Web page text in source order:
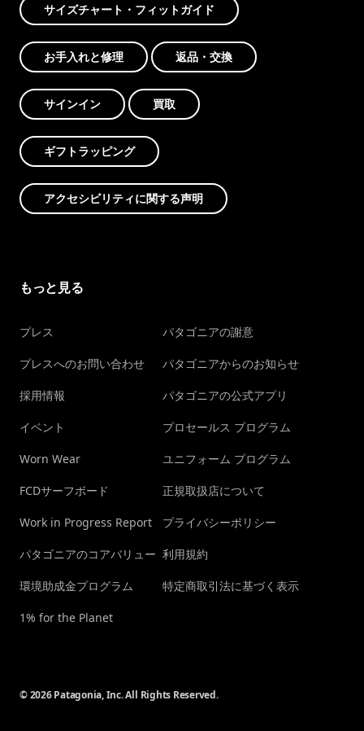
サイズチャート・フィットガイド
お手入れと修理 返品・交換
サインイン 買取
ギフトラッピング
アクセシビリティに関する声明
もっと見る
プレス
プレスへのお問い合わせ
採用情報
イベント
Worn Wear
FCDサーフボード
Work in Progress Report
パタゴニアのコアバリュー
環境助成金プログラム
1% for the Planet
パタゴニアの謝意
パタゴニアからのお知らせ
パタゴニアの公式アプリ
プロセールス プログラム
ユニフォーム プログラム
正規取扱店について
プライバシーポリシー
利用規約
特定商取引法に基づく表示
© 2026 Patagonia, Inc. All Rights Reserved.